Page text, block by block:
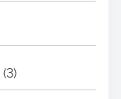
(3)